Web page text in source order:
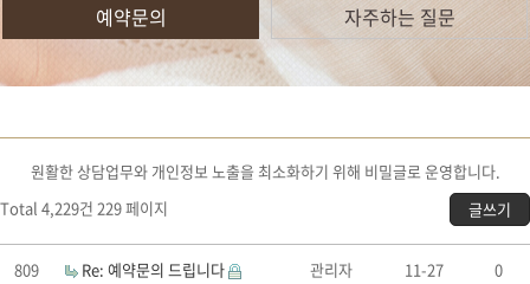
예약문의 자주하는 질문
원활한 상담업무와 개인정보 노출을 최소화하기 위해 비밀글로 운영합니다.
Total 4,229건 229 페이지 글쓰기
809 Re: 예약문의 드립니다 관리자 11-27 0